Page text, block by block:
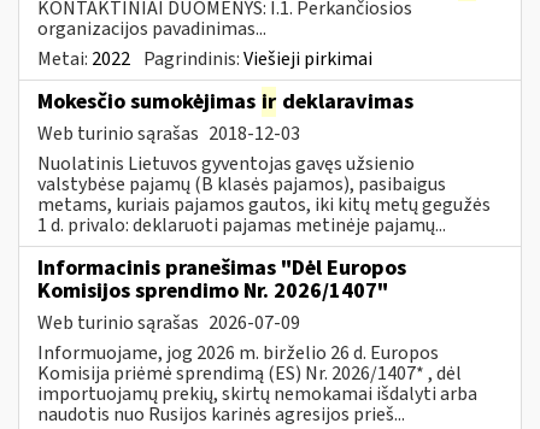
KONTAKTINIAI DUOMENYS: I.1. Perkančiosios
organizacijos pavadinimas...
Metai: 2022 Pagrindinis:Viešieji pirkimai
Mokesčio sumokėjimas ir deklaravimas
Web turinio sąrašas 2018-12-03
Nuolatinis Lietuvos gyventojas gavęs užsienio
valstybėse pajamų (B klasės pajamos), pasibaigus
metams, kuriais pajamos gautos, iki kitų metų gegužės
1 d. privalo: deklaruoti pajamas metinėje pajamų...
Informacinis pranešimas "Dėl Europos
Komisijos sprendimo Nr. 2026/1407"
Web turinio sąrašas 2026-07-09
Informuojame, jog 2026 m. birželio 26 d. Europos
Komisija priėmė sprendimą (ES) Nr. 2026/1407* , dėl
importuojamų prekių, skirtų nemokamai išdalyti arba
naudotis nuo Rusijos karinės agresijos prieš...